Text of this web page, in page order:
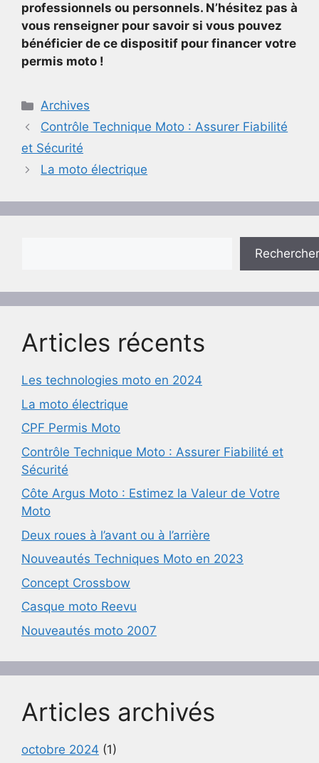
professionnels ou personnels. N’hésitez pas à
vous renseigner pour savoir si vous pouvez
bénéficier de ce dispositif pour financer votre
permis moto !
Catégories
Archives
Contrôle Technique Moto : Assurer Fiabilité
et Sécurité
La moto électrique
Rechercher
Articles récents
Les technologies moto en 2024
La moto électrique
CPF Permis Moto
Contrôle Technique Moto : Assurer Fiabilité et
Sécurité
Côte Argus Moto : Estimez la Valeur de Votre
Moto
Deux roues à l’avant ou à l’arrière
Nouveautés Techniques Moto en 2023
Concept Crossbow
Casque moto Reevu
Nouveautés moto 2007
Articles archivés
octobre 2024 (1)